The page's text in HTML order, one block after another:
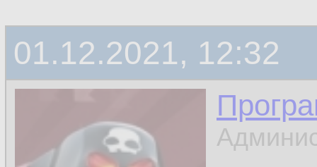
01.12.2021, 12:32